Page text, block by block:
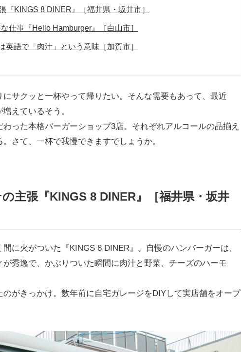
『KINGS 8 DINER』［福井県・坂井市］
仕事『Hello Hamburger』［白山市］
語で「肉汁」という意味［加賀市］
サクッと一杯やって帰りたい。そんな需要もあって、最近
えているそう。
った本格バーガーショップ3店。それぞれアルコールの品揃え
さて、一杯で我慢できますでしょうか。
主張『KINGS 8 DINER』［福井県・坂井
に火がついた『KINGS 8 DINER』。自慢のハンバーガーは、
秀逸で、かぶりついた瞬間に肉汁と野菜、チーズのハーモ
がきっかけ。数年前に自宅ガレージをDIYして実店舗をオープ